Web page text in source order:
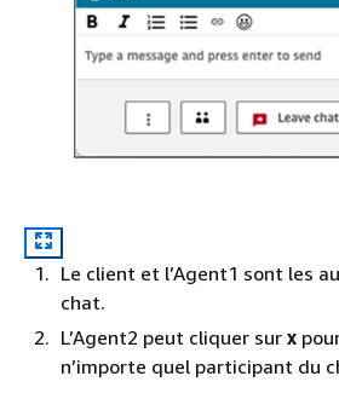
Le client et l’Agent1 sont les
chat.
L’Agent2 peut cliquer sur x
n’importe quel participant du